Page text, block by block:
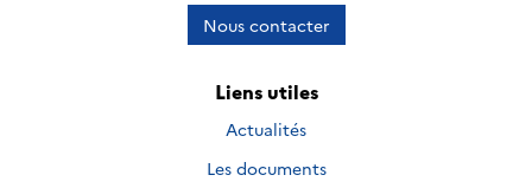
Nous contacter
Liens utiles
Actualités
Les documents